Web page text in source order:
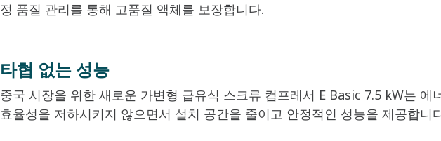
정 품질 관리를 통해 고품질 액체를 보장합니다.
타협 없는 성능
중국 시장을 위한 새로운 가변형 급유식 스크류 컴프레서 E Basic 7.5 kW는 에
효율성을 저하시키지 않으면서 설치 공간을 줄이고 안정적인 성능을 제공합니